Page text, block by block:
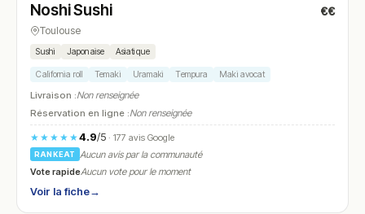
N° 7
Noshi Sushi €€
Toulouse
Sushi Japonaise Asiatique
California roll Temaki Uramaki Tempura Maki avocat
Livraison :Non renseignée
Réservation en ligne :Non renseignée
★★★★★4.9/5· 177 avis Google
RANKEAT
Aucun avis par la communauté
Vote rapideAucun vote pour le moment
Voir la fiche→